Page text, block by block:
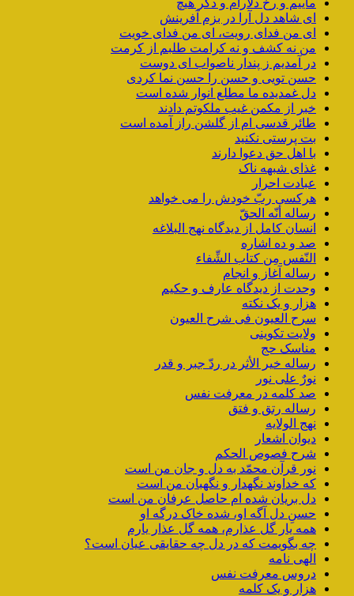
ای شاهد دل آرا در بزم آفرینش
ای من فدای رویت، ای من فدای خویت
من نه کشف و نه کرامت طلبم از کرمت
در آمدیم ز پندار ناصواب ای دوست
حسن تویی و حسن را حسن نما کردی
دل غمدیده ما مطلع انوار شده است
خبر از مکمن غیب ملکوتم دادند
طائر قدسی ام از گلشن راز آمده است
بت پرستی نکنید
با اهل حق دعوا دارند
غذای شبهه ناک
عبادت احرار
هرکسی ربّ خودش را می خواهد
رساله أنّه الحقّ
انسان کامل از دیدگاه نهج البلاغه
صد و ده اشاره
النّفس مِن کتاب الشِّفاء
رساله آغاز و انجام
وحدت از دیدگاه عارف و حکیم
هزار و یک نکته
سرح العیون فی شرح العیون
ولایت تکوینی
مناسک حج
رساله خیر الأثر در ردّ جبر و قدر
نورٌ علی نور
صد کلمه در معرفت نفس
رساله رتق و فتق
نهج الولایه
دیوان اشعار
شرح فصوص الحکم
نور قرآن محمّد به دل و جان من است
که خداوند نگهدار و نگهبان من است
دل بریان شده ام حاصل عرفان من است
حسنِ دل آگه او، شده خاک درگه او
همه یار گل عذارم، همه گل عذار یارم
چه بگویمت که در دل چه حقایقی عیان است؟
الهی نامه
دروس معرفت نفس
هزار و یک کلمه